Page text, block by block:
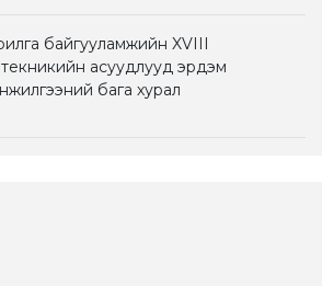
байгууламжийн XVIII
асуудлууд эрдэм
бага хурал